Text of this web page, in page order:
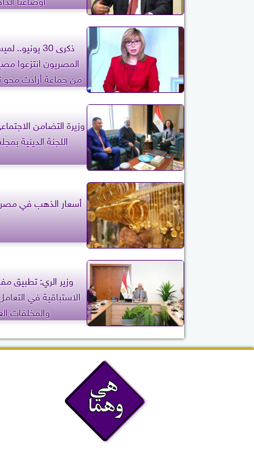
ذكرى 30
المصريون انتزعوا
من جماعة أرادت محو
وزيرة التضامن
اللجنة الدينية
أسعار الذهب في مصر
وزير الري: تطبيق
الاستباقية في
والمخلفات